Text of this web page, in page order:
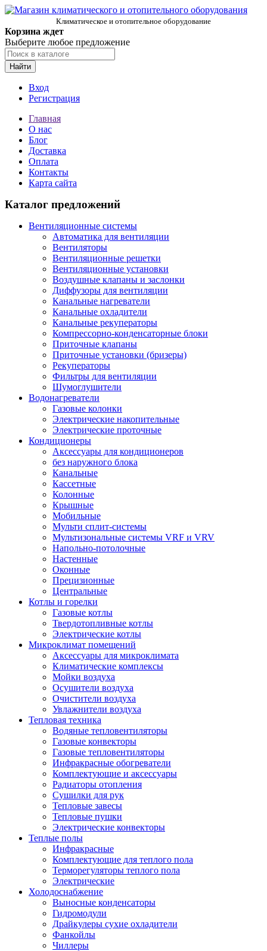
Климатическое и отопительное оборудование
Корзина ждет
Выберите любое предложение
Найти
Вход
Регистрация
Главная
О нас
Блог
Доставка
Оплата
Контакты
Карта сайта
Каталог предложений
Вентиляционные системы
Автоматика для вентиляции
Вентиляторы
Вентиляционные решетки
Вентиляционные установки
Воздушные клапаны и заслонки
Диффузоры для вентиляции
Канальные нагреватели
Канальные охладители
Канальные рекуператоры
Компрессорно-конденсаторные блоки
Приточные клапаны
Приточные установки (бризеры)
Рекуператоры
Фильтры для вентиляции
Шумоглушители
Водонагреватели
Газовые колонки
Электрические накопительные
Электрические проточные
Кондиционеры
Аксессуары для кондиционеров
без наружного блока
Канальные
Кассетные
Колонные
Крышные
Мобильные
Мульти сплит-системы
Мультизональные системы VRF и VRV
Напольно-потолочные
Настенные
Оконные
Прецизионные
Центральные
Котлы и горелки
Газовые котлы
Твердотопливные котлы
Электрические котлы
Микроклимат помещений
Аксессуары для микроклимата
Климатические комплексы
Мойки воздуха
Осушители воздуха
Очистители воздуха
Увлажнители воздуха
Тепловая техника
Водяные тепловентиляторы
Газовые конвекторы
Газовые тепловентиляторы
Инфракрасные обогреватели
Комплектующие и аксессуары
Радиаторы отопления
Сушилки для рук
Тепловые завесы
Тепловые пушки
Электрические конвекторы
Теплые полы
Инфракрасные
Комплектующие для теплого пола
Терморегуляторы теплого пола
Электрические
Холодоснабжение
Выносные конденсаторы
Гидромодули
Драйкулеры сухие охладители
Фанкойлы
Чиллеры